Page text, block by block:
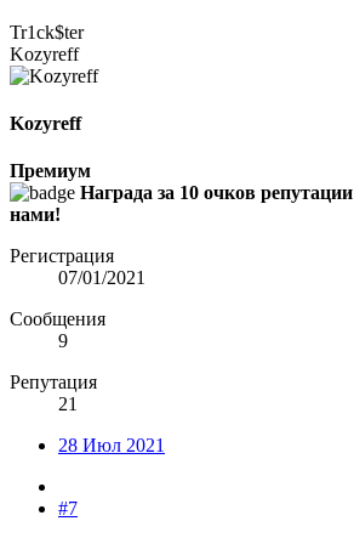
Tr1ck$ter
Kozyreff
Kozyreff
Премиум
Награда за 10 очков репутации
нами!
Регистрация
07/01/2021
Сообщения
9
Репутация
21
28 Июл 2021
#7